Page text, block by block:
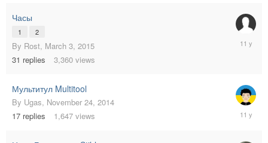
Часы
1 2
By Rost, March 3, 2015
31 replies 3,360 views
March
10,
Мультитул Multitool
By Ugas, November 24, 2014
17 replies 1,647 views
15,